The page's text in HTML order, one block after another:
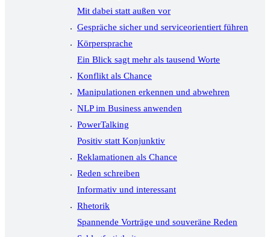
Mit dabei statt außen vor
Gespräche sicher und serviceorientiert führen
Körpersprache
Ein Blick sagt mehr als tausend Worte
Konflikt als Chance
Manipulationen erkennen und abwehren
NLP im Business anwenden
PowerTalking
Positiv statt Konjunktiv
Reklamationen als Chance
Reden schreiben
Informativ und interessant
Rhetorik
Spannende Vorträge und souveräne Reden